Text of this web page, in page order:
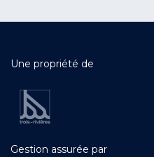
Une propriété de
Gestion assurée par